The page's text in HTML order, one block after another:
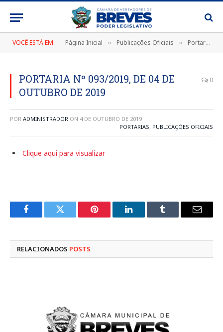
VOCÊ ESTÁ EM: Página Inicial » Publicações Oficiais » Portarias
PORTARIA Nº 093/2019, DE 04 DE
OUTUBRO DE 2019
0
POR ADMINISTRADOR ON 4 DE OUTUBRO DE 2019
PORTARIAS, PUBLICAÇÕES OFICIAIS
Clique aqui para visualizar
FacebookTwitter Pinterest LinkedInTumblr
E-
RELACIONADOS POSTS